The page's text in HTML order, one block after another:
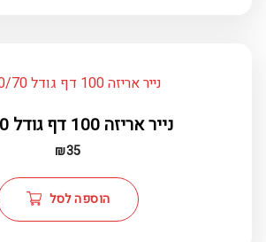
נייר אריזה 100 דף גודל 50/70
₪35
הוספה לסל